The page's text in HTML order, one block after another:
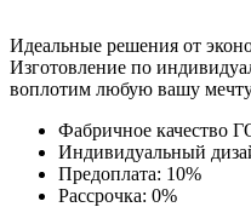
Идеальные решения от
Изготовление по
воплотим любую вашу
Фабричное качество
Индивидуальный
Предоплата: 10%
Рассрочка: 0%